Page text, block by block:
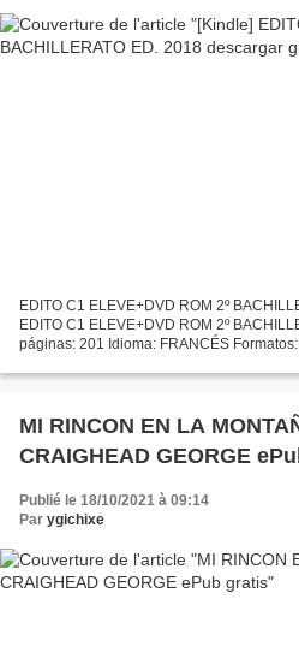
EDITO C1 ELEVE+DVD ROM 2º
EDITO C1 ELEVE+DVD ROM 2º
páginas: 201 Idioma: FRANCÉS
MI RINCON EN LA
CRAIGHEAD GEORGE
Publié le 18/10/2021 à 09:14
Par ygichixe